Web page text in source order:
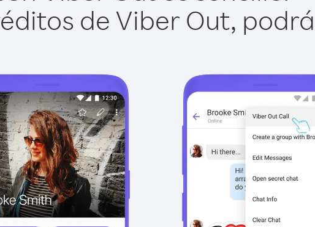
de Viber Out,